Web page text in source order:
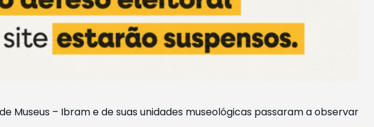
Museus – Ibram e de suas unidades museológicas passaram a observar